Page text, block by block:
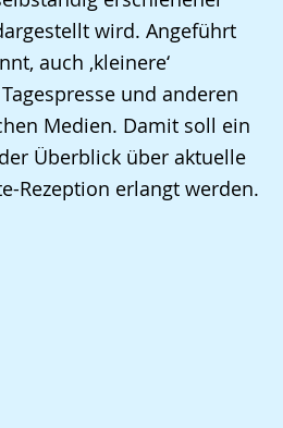
wird. Angeführt
auch ‚kleinere‘
und anderen
Medien. Damit soll ein
Überblick über aktuelle
Rezeption erlangt werden.